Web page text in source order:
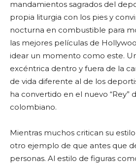
mandamientos sagrados del
propia liturgia con los pies y
nocturna en combustible para
las mejores películas de
idear un momento como este.
excéntrica dentro y fuera de la
de vida diferente al de los
ha convertido en el nuevo “Rey”
colombiano.
Mientras muchos critican su
otro ejemplo de que antes que
personas. Al estilo de figuras